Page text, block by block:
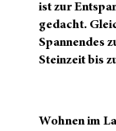
ist zur
gedacht.
Spannendes
Steinzeit bis
Wohnen im